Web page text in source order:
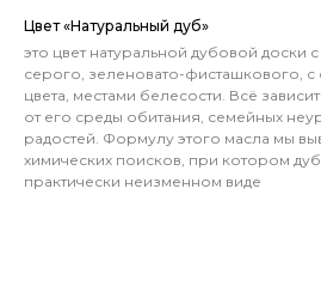
Цвет «Натуральный дуб»
это цвет натуральной дубовой доски
серого, зеленовато-фисташкового, с
цвета, местами белесости. Всё
от его среды обитания, семейных
радостей. Формулу этого масла мы
химических поисков, при котором
практически неизменном виде